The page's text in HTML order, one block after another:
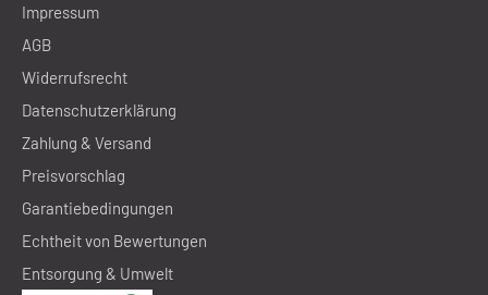
Impressum
AGB
Widerrufsrecht
Datenschutzerklärung
Zahlung & Versand
Preisvorschlag
Garantiebedingungen
Echtheit von Bewertungen
Entsorgung & Umwelt